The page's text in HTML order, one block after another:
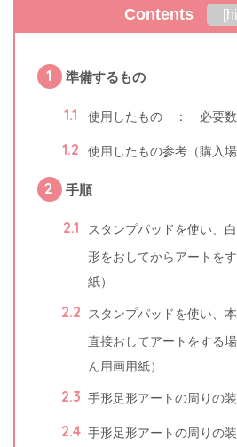
Contents [
1 準備するもの
1.1 使用したもの ： 必
1.2 使用したもの参考（購入場
2 手順
2.1
スタンプパッドを使い、
形をおしてからアートを
紙）
2.2
スタンプパッドを使い、
直接おしてアートをする
ん用画用紙）
2.3 手形足形アートの周りの
2.4 手形足形アートの周りの